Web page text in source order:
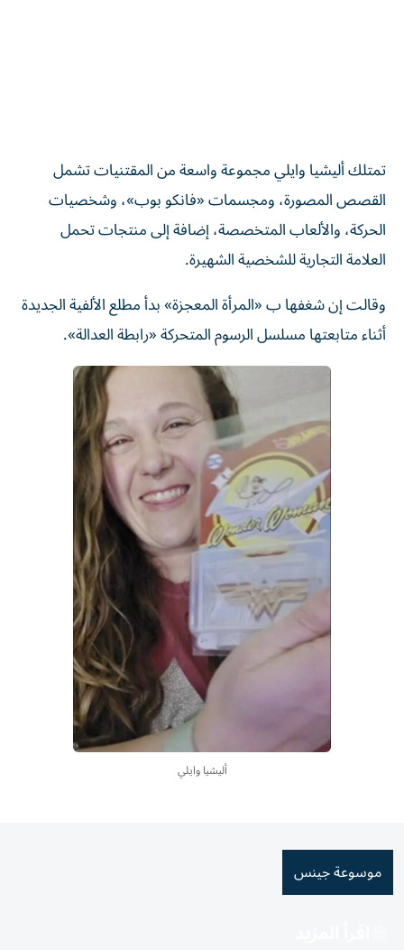
تمتلك أليشيا وايلي مجموعة واسعة من المقتنيات تشمل
القصص المصورة، ومجسمات «فانكو بوب»، وشخصيات
الحركة، والألعاب المتخصصة، إضافة إلى منتجات تحمل
العلامة التجارية للشخصية الشهيرة.
وقالت إن شغفها ب «المرأة المعجزة» بدأ مطلع الألفية الجديدة
أثناء متابعتها مسلسل الرسوم المتحركة «رابطة العدالة».
أليشيا وايلي
موسوعة جينس